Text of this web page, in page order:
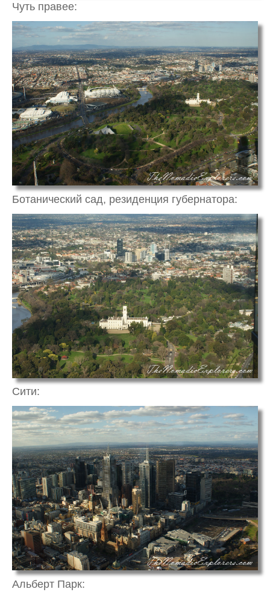
Чуть правее:
Ботанический сад, резиденция губернатора:
Сити:
Альберт Парк: